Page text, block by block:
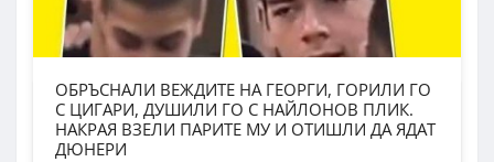
ОБРЪСНАЛИ ВЕЖДИТЕ НА ГЕОРГИ, ГОРИЛИ ГО
С ЦИГАРИ, ДУШИЛИ ГО С НАЙЛОНОВ ПЛИК.
НАКРАЯ ВЗЕЛИ ПАРИТЕ МУ И ОТИШЛИ ДА ЯДАТ
ДЮНЕРИ